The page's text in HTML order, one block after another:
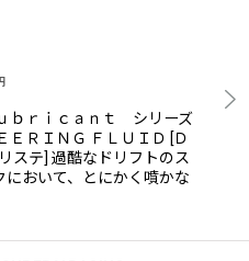
ｂｒｉｃａｎｔ シリーズ
ＥＲＩＮＧ ＦＬＵＩＤ [Ｄ
ステ] 過酷なドリフトのス
において、とにかく噴かな